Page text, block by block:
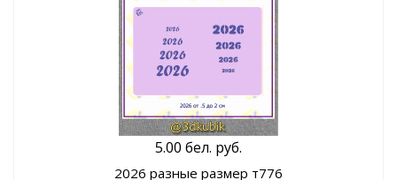
5.00 бел. руб.
2026 разные размер т776